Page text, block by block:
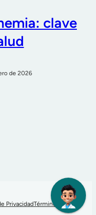
clave
de 2026
PrivacidadTérminos de Uso